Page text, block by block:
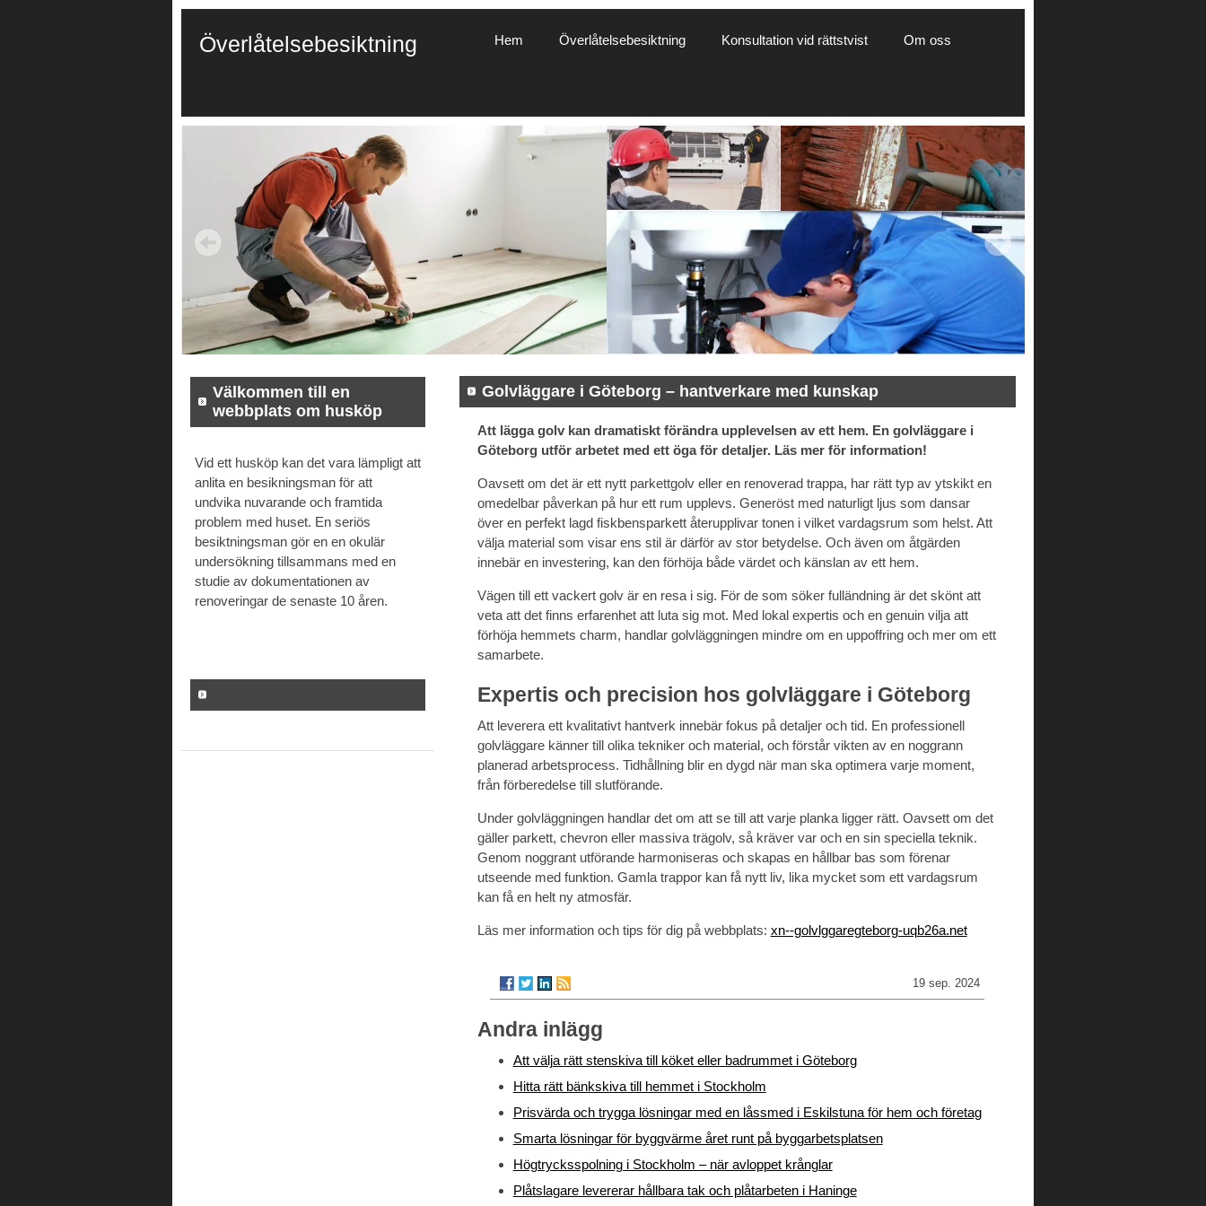
Överlåtelsebesiktning Hem Överlåtelsebesiktning Konsultation vid rättstvist Om oss
Golvläggare i Göteborg – hantverkare med kunskap
Att lägga golv kan dramatiskt förändra upplevelsen av ett hem. En golvläggare i
Göteborg utför arbetet med ett öga för detaljer. Läs mer för information!
Oavsett om det är ett nytt parkettgolv eller en renoverad trappa, har rätt typ av ytskikt en
omedelbar påverkan på hur ett rum upplevs. Generöst med naturligt ljus som dansar
över en perfekt lagd fiskbensparkett återupplivar tonen i vilket vardagsrum som helst. Att
välja material som visar ens stil är därför av stor betydelse. Och även om åtgärden
innebär en investering, kan den förhöja både värdet och känslan av ett hem.
Vägen till ett vackert golv är en resa i sig. För de som söker fulländning är det skönt att
veta att det finns erfarenhet att luta sig mot. Med lokal expertis och en genuin vilja att
förhöja hemmets charm, handlar golvläggningen mindre om en uppoffring och mer om ett
samarbete.
Expertis och precision hos golvläggare i Göteborg
Att leverera ett kvalitativt hantverk innebär fokus på detaljer och tid. En professionell
golvläggare känner till olika tekniker och material, och förstår vikten av en noggrann
planerad arbetsprocess. Tidhållning blir en dygd när man ska optimera varje moment,
från förberedelse till slutförande.
Under golvläggningen handlar det om att se till att varje planka ligger rätt. Oavsett om det
gäller parkett, chevron eller massiva trägolv, så kräver var och en sin speciella teknik.
Genom noggrant utförande harmoniseras och skapas en hållbar bas som förenar
utseende med funktion. Gamla trappor kan få nytt liv, lika mycket som ett vardagsrum
kan få en helt ny atmosfär.
Läs mer information och tips för dig på webbplats: xn--golvlggaregteborg-uqb26a.net
19 sep. 2024
Andra inlägg
Att välja rätt stenskiva till köket eller badrummet i Göteborg
Hitta rätt bänkskiva till hemmet i Stockholm
Prisvärda och trygga lösningar med en låssmed i Eskilstuna för hem och företag
Smarta lösningar för byggvärme året runt på byggarbetsplatsen
Högtrycksspolning i Stockholm – när avloppet krånglar
Plåtslagare levererar hållbara tak och plåtarbeten i Haninge
Välkommen till en
webbplats om husköp
Vid ett husköp kan det vara lämpligt att
anlita en besikningsman för att
undvika nuvarande och framtida
problem med huset. En seriös
besiktningsman gör en en okulär
undersökning tillsammans med en
studie av dokumentationen av
renoveringar de senaste 10 åren.